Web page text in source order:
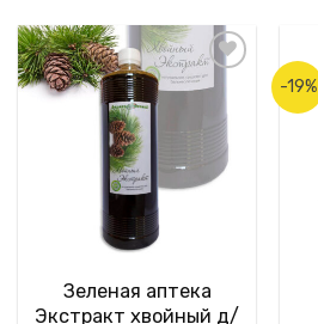
Зеленая аптека
Экстракт хвойный д/
-19%